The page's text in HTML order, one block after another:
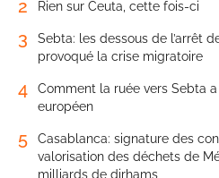
2 Rien sur Ceuta, cette fois-ci
3
Sebta: les dessous de l’arrêt
provoqué la crise migratoire
4
Comment la ruée vers Sebta a
européen
5
Casablanca: signature des
valorisation des déchets de
milliards de dirhams